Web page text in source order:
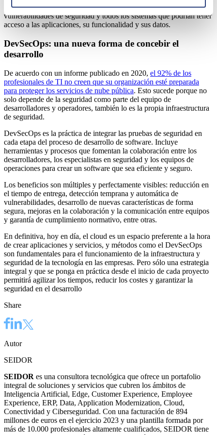
penetración (o pentesting) son ataques simulados para encontrar las
vulnerabilidades de seguridad y todos los sistemas que podrían tener
acceso a las aplicaciones, su funcionalidad y sus datos.
DevSecOps: una nueva forma de concebir el
desarrollo
De acuerdo con un informe publicado en 2020, el 92% de los
profesionales de TI no creen que su organización esté preparada
para proteger los servicios de nube pública. Esto sucede porque no
solo depende de la seguridad como parte del equipo de
desarrolladores y operadores, también lo es la propia infraestructura
de seguridad.
DevSecOps es la práctica de integrar las pruebas de seguridad en
cada etapa del proceso de desarrollo de software. Incluye
herramientas y procesos que fomentan la colaboración entre los
desarrolladores, los especialistas en seguridad y los equipos de
operaciones para crear un software que sea eficiente y seguro.
Los beneficios son múltiples y perfectamente visibles: reducción en
el tiempo de entrega, detección temprana y automática de
vulnerabilidades, desarrollo de nuevas características de forma
segura, mejoras en la colaboración y la comunicación entre equipos
y garantía de cumplimiento normativo, entre otras.
En definitiva, hoy en día, el cloud es un espacio preferente a la hora
de crear aplicaciones y servicios, y métodos como el DevSecOps
son fundamentales para el funcionamiento de la infraestructura y
seguridad de la tecnología en las empresas. Pero sólo una estrategia
integral y que se ponga en práctica desde el inicio de cada proyecto
permitirá agilizar los tiempos, reducir los costes y garantizar la
seguridad en el desarrollo
Share
Autor
SEIDOR
SEIDOR es una consultora tecnológica que ofrece un portafolio
integral de soluciones y servicios que cubren los ámbitos de
Inteligencia Artificial, Edge, Customer Experience, Employee
Experience, ERP, Data, Application Modernization, Cloud,
Conectividad y Ciberseguridad. Con una facturación de 894
millones de euros en el ejercicio 2023 y una plantilla formada por
más de 10.000 profesionales altamente cualificados, SEIDOR tiene